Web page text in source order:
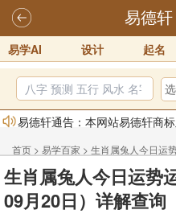
易德轩
易学AI 设计 起名
易德轩通告：本网站易德轩商
易德轩易学ai，ai批八字紫微命
体验！！
2025-07-01
易德轩网重构及升能完成，欢
首页 > 易学百家 > 生肖属兔人今日运
09月20日）详解查询
生肖属兔人今日运势
09月20日）详解查询